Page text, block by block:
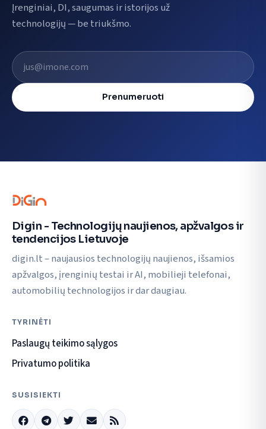
Įrenginiai, DI, saugumas ir istorijos už
technologijų — be triukšmo.
El. pašto adresas
Prenumeruoti
Digin - Technologijų naujienos, apžvalgos ir
tendencijos Lietuvoje
digin.lt – naujausios technologijų naujienos, išsamios
apžvalgos, įrenginių testai ir AI, mobilieji telefonai,
automobilių technologijos ir dar daugiau.
TYRINĖTI
Paslaugų teikimo sąlygos
Privatumo politika
SUSISIEKTI